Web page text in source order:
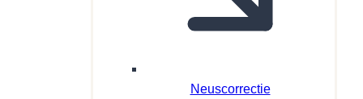
Neuscorrectie